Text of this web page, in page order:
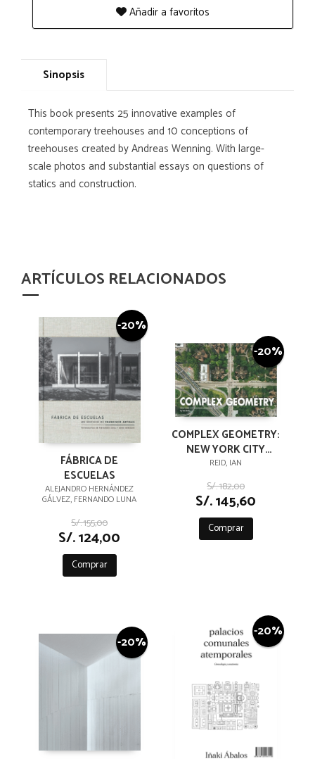
Añadir a favoritos
Sinopsis
This book presents 25 in­novative examples of
contemporary treehouses and 10 conceptions of
treehouses created­ by Andreas Wenning. With large-
scale photos and substantial­ essays on questions of
statics and construction­.
ARTÍCULOS RELACIONADOS
-20%
FÁBRICA DE
ESCUELAS
ALEJANDRO HERNÁNDEZ
GÁLVEZ, FERNANDO LUNA
S/. 155,00
S/. 124,00
Comprar
-20%
COMPLEX GEOMETRY:
NEW YORK CITY
HOUSING
AUTHORITY,
BROOKLYN
REID, IAN
S/. 182,00
S/. 145,60
Comprar
-20%
-20%